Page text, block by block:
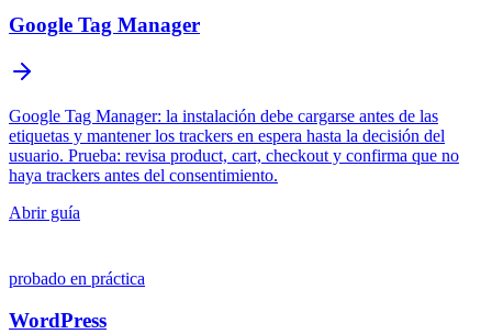
Google Tag Manager
Google Tag Manager: la instalación debe cargarse antes de las
etiquetas y mantener los trackers en espera hasta la decisión del
usuario. Prueba: revisa product, cart, checkout y confirma que no
haya trackers antes del consentimiento.
Abrir guía
probado en práctica
WordPress